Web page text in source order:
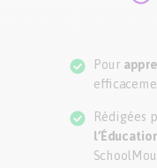
Pour
Rédigées